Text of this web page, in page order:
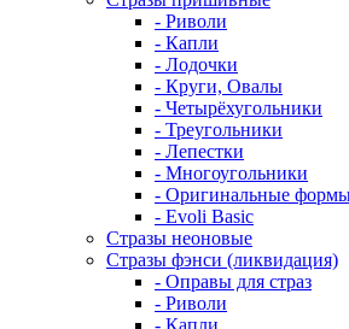
- Риволи
- Капли
- Лодочки
- Круги, Овалы
- Четырёхугольники
- Треугольники
- Лепестки
- Многоугольники
- Оригинальные
- Evoli Basic
Стразы неоновые
Стразы фэнси (ликвидация)
- Оправы для страз
- Риволи
- Капли